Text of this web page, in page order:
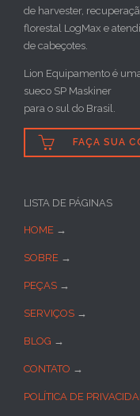
de harvester,
florestal LogMax e
de cabeçotes.
Lion Equipamento é
sueco SP Maskiner
para o sul do Brasil.
 FAÇA SUA
LISTA DE PÁGINAS
HOME →
SOBRE →
PEÇAS →
SERVIÇOS →
BLOG →
CONTATO →
POLÍTICA DE